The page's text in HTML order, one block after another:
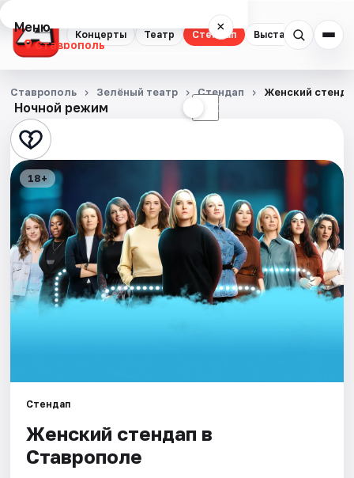
Концерты Театр Стендап Выставки Спорт
Меню ×
Ставрополь
Концерты
Театр
Стендап
Выставки
Спорт
События
Рейтинги
Ночной режим ☾
Ставрополь Зелёный театр Стендап Женский
18+
Стендап
Женский стендап в
Ставрополе